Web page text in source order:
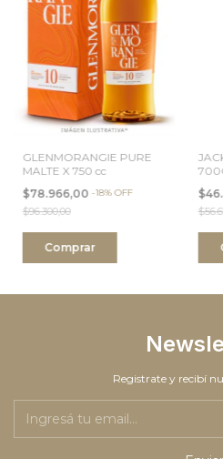
GLENMORANGIE PURE
MALTE X 750 cc
$78.966,00 -18%OFF
$96.300,00
Registrate y recibí